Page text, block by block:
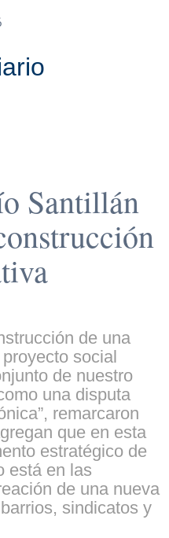
Santillán
de una
social
de nuestro
una disputa
remarcaron
que en esta
estratégico de
está en las
de una nueva
sindicatos y